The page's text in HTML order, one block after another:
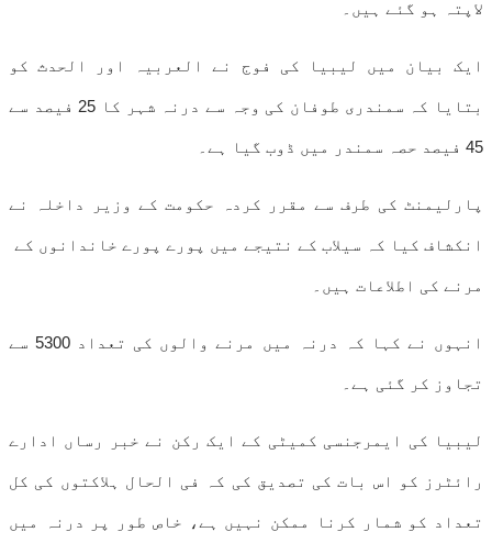
لاپتہ ہو گئے ہیں۔
ایک بیان میں لیبیا کی فوج نے العربیہ اور الحدث کو
بتایا کہ سمندری طوفان کی وجہ سے درنہ شہر کا 25 فیصد سے
45 فیصد حصہ سمندر میں ڈوب گیا ہے۔
پارلیمنٹ کی طرف سے مقرر کردہ حکومت کے وزیر داخلہ نے
انکشاف کیا کہ سیلاب کے نتیجے میں پورے پورے خاندانوں کے
مرنے کی اطلاعات ہیں۔
انہوں نے کہا کہ درنہ میں مرنے والوں کی تعداد 5300 سے
تجاوز کر گئی ہے۔
لیبیا کی ایمرجنسی کمیٹی کے ایک رکن نے خبر رساں ادارے
رائٹرز کو اس بات کی تصدیق کی کہ فی الحال ہلاکتوں کی کل
تعداد کو شمار کرنا ممکن نہیں ہے، خاص طور پر درنہ میں